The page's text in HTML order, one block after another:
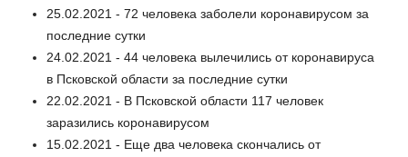
25.02.2021 - 72 человека заболели коронавирусом за
последние сутки
24.02.2021 - 44 человека вылечились от коронавируса
в Псковской области за последние сутки
22.02.2021 - В Псковской области 117 человек
заразились коронавирусом
15.02.2021 - Еще два человека скончались от